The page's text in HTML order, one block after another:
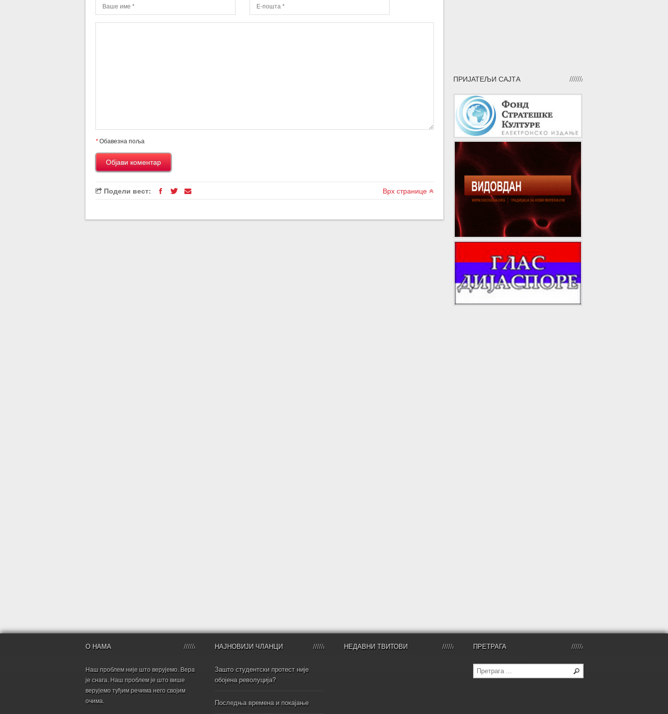
*Обавезна поља
Подели вест: Врх странице
ПРИЈАТЕЉИ САЈТА
О НАМА
Наш проблем није што верујемо. Вера
је снага. Наш проблем је што више
верујемо туђим речима него својим
очима.
НАЈНОВИЈИ ЧЛАНЦИ
Зашто студентски протест није
обојена револуција?
Последња времена и покајање
НЕДАВНИ ТВИТОВИ ПРЕТРАГА